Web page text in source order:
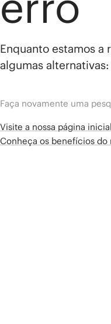
Enquanto estamos a
algumas alternativas:
Faça novamente uma
Visite a nossa página
Conheça os benefícios do